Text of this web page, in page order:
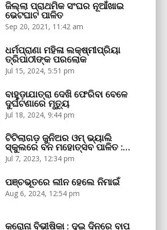
ଜିଲ୍ଲା ପ୍ରାଥମିକ ସଂଘର ନୂଆଁଖାଇ
ଭେଟଘାଟ ପାଳିତ
Sep 20, 2021, 11:42 am
ଧର୍ମପ୍ରାଣା ମହିଳା ଲକ୍ଷ୍ମୀପ୍ରିୟା
ତ୍ରିପାଠୀଙ୍କ ପରଲୋକ
Jul 15, 2024, 5:51 pm
ବାହୁଡ଼ାଯାତ୍ରା ଦେଖି ଫେରିବା ବେଳେ
ଦୁର୍ଘଟଣାରେ ମୃତ୍ୟୁ
Jul 18, 2024, 9:44 pm
ଟିଟିଲାଗଡ଼ ଜୁନିଅର ଓମ୍‌ ଭ୍ୟାଲି
ସ୍କୁଲରେ ବନ ମହୋତ୍ସବ ପାଳିତ :…
Jul 7, 2023, 12:34 pm
ପଞ୍ଚଭୂତରେ ଲୀନ ହେଲେ ନିମାଇଁ
Aug 6, 2024, 12:54 pm
କରୋନା ବିଭୀଷିକା : ଦୁଇ ଦିନରେ ବାପ